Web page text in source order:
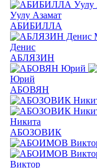
Уулу Азамат
АБИБИЛЛА
Денис
АБЛЯЗИН
Юрий
АБОВЯН
Никита
АБОЗОВИК
Виктор